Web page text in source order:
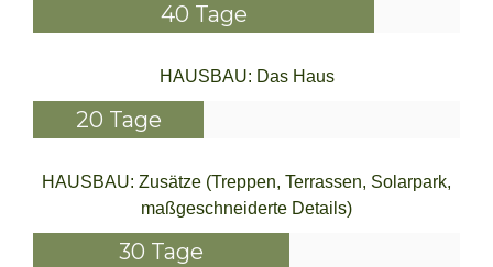
40 Tage
HAUSBAU: Das Haus
20 Tage
HAUSBAU: Zusätze (Treppen, Terrassen, Solarpark,
maßgeschneiderte Details)
30 Tage